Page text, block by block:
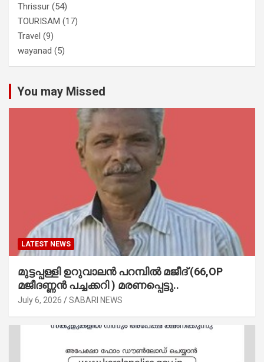
Thrissur (54)
TOURISAM (17)
Travel (9)
wayanad (5)
You may Missed
LATEST NEWS
മുട്ടപ്പള്ളി ഉറുവാലൻ പറമ്പിൽ മജീദ് (66,OP
മജീദണ്ണൻ പച്ചക്കറി ) മരണപ്പെട്ടു..
July 6, 2026 SABARI NEWS